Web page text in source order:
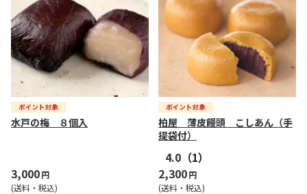
水戸の梅 ８個入
3,000円
(送料・税込)
柏屋 薄皮饅頭 こしあん（手
提袋付）
4.0 （1）
2,300円
(送料・税込)